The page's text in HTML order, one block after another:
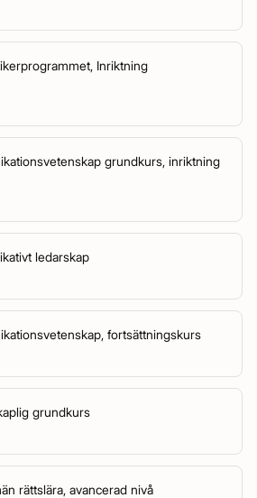
Inriktning
grundkurs, inriktning
ledarskap
fortsättningskurs
grundkurs
rättslära, avancerad nivå